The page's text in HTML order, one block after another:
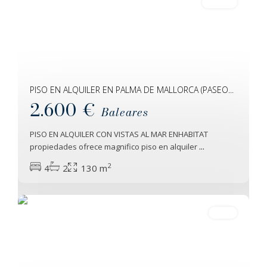
PISO EN ALQUILER EN PALMA DE MALLORCA (PASEO...
2.600 €Baleares
PISO EN ALQUILER CON VISTAS AL MAR ENHABITAT
propiedades ofrece magnifico piso en alquiler ...
4 2 130 m2
Palma ,
Palma
De